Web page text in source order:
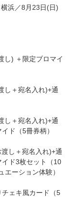
浜／8月23日(日)
し) ＋限定ブロマイ
し＋宛名入れ)+通
し＋宛名入れ)+通
ド（5冊券柄）
し＋宛名入れ)+通
ド3枚セット（10
ーション体験）
ェキ風カード（5